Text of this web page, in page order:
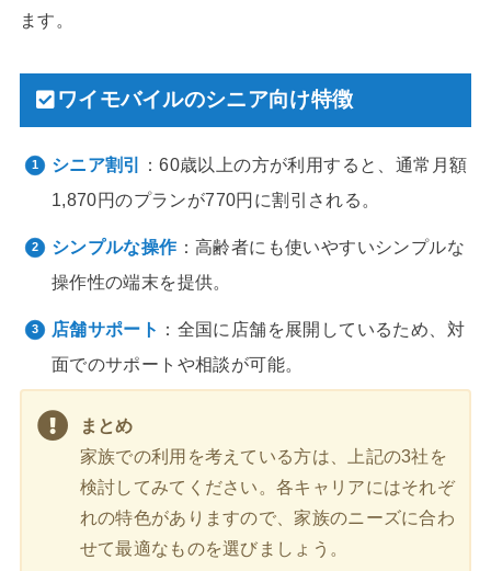
ます。
ワイモバイルのシニア向け特徴
シニア割引
：60歳以上の方が利用すると、通常月額
1,870円のプランが770円に割引される。
シンプルな操作：高齢者にも使いやすいシンプルな
操作性の端末を提供。
店舗サポート ：全国に店舗を展開しているため、対
面でのサポートや相談が可能。
まとめ
家族での利用を考えている方は、上記の3社を
検討してみてください。各キャリアにはそれぞ
れの特色がありますので、家族のニーズに合わ
せて最適なものを選びましょう。